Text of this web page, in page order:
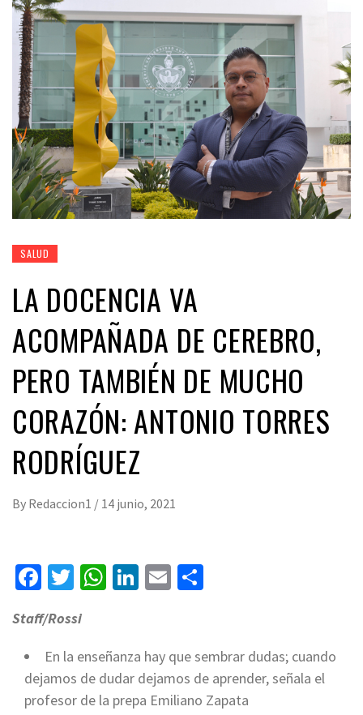
SALUD
LA DOCENCIA VA
ACOMPAÑADA DE CEREBRO,
PERO TAMBIÉN DE MUCHO
CORAZÓN: ANTONIO TORRES
RODRÍGUEZ
By Redaccion1 / 14 junio, 2021
Facebook
Twitter
WhatsApp
LinkedIn
Email
Staff/Rossi
En la enseñanza hay que sembrar dudas; cuando
dejamos de dudar dejamos de aprender, señala el
profesor de la prepa Emiliano Zapata